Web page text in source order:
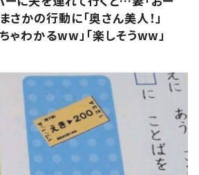
さかの行動に「奥さん美人！」
ちゃわかるww」「楽しそうww」